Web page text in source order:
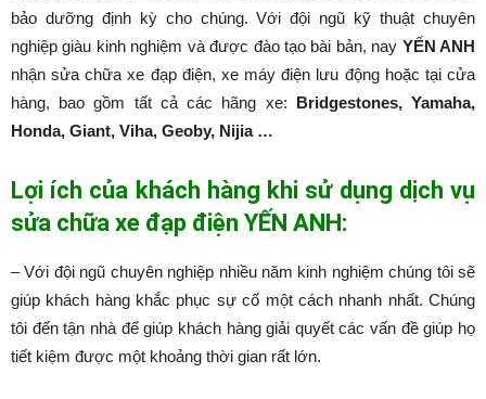
bảo dưỡng định kỳ cho chúng. Với đội ngũ kỹ thuật chuyên
nghiệp giàu kinh nghiệm và được đào tạo bài bản, nay YẾN ANH
nhận sửa chữa xe đạp điện, xe máy điện lưu động hoặc tại cửa
hàng, bao gồm tất cả các hãng xe: Bridgestones, Yamaha,
Honda, Giant, Viha, Geoby, Nijia …
Lợi ích của khách hàng khi sử dụng dịch vụ
sửa chữa xe đạp điện YẾN ANH:
– Với đội ngũ chuyên nghiệp nhiều năm kinh nghiệm chúng tôi sẽ
giúp khách hàng khắc phục sự cố một cách nhanh nhất. Chúng
tôi đến tận nhà để giúp khách hàng giải quyết các vấn đề giúp họ
tiết kiệm được một khoảng thời gian rất lớn.